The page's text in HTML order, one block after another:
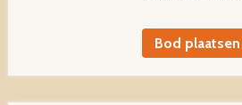
Bod plaatsen